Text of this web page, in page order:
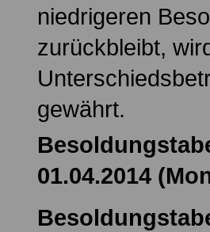
niedrigeren
zurückbleibt,
gewährt.
01.04.2014